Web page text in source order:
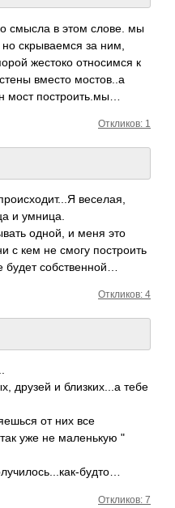
смысла в этом слове. мы
скрываемся за ним,
жестоко относимся к
вместо мостов..а
мост построить.мы…
Откликов: 1
весе­лая,
и умница.
одной, и меня это
с кем не смогу пост­роить
собс­твен­ной…
Откликов: 4
друзей и близких...а тебе
от них все
уже не маленькую "
будто­…
Откликов: 7